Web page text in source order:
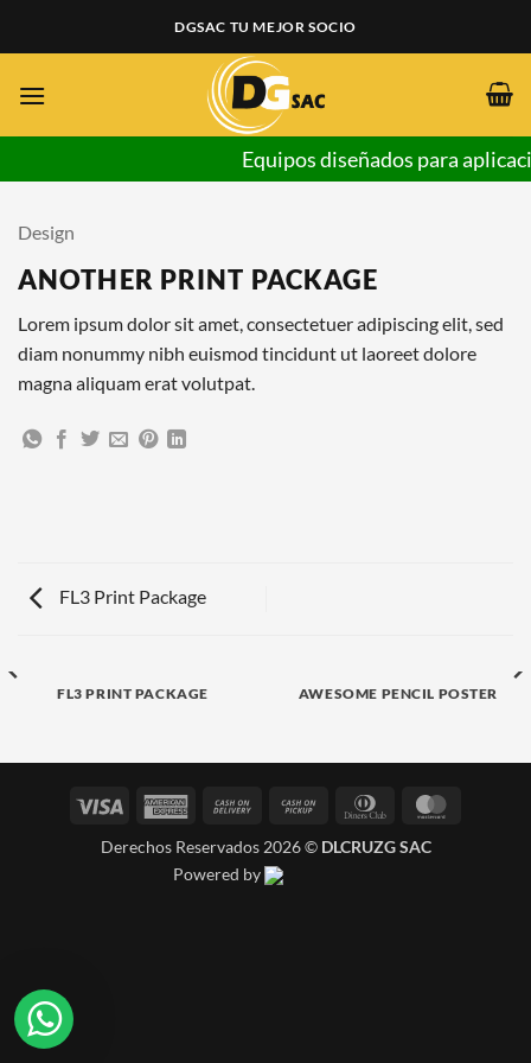
DGSAC TU MEJOR SOCIO
Equipos diseñados para
Design
ANOTHER PRINT PACKAGE
Lorem ipsum dolor sit amet, consectetuer adipiscing elit, sed
diam nonummy nibh euismod tincidunt ut laoreet dolore
magna aliquam erat volutpat.
FL3 Print Package
FL3 PRINT PACKAGE AWESOME PENCIL POSTER
Visa
American
Cash
Delivery
Cash
Pickup
Dinners
Derechos Reservados 2026 © DLCRUZG SAC
Powered by